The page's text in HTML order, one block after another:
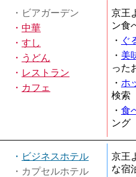
・ビアガーデン
・ 中華
・ すし
・ うどん
・ レストラン
・ カフェ
京王
ン食
・ ぐ
・ 美
った
・ ホ
検索
・ 食
ング
・ ビジネスホテル
・カプセルホテル
京王
な宿